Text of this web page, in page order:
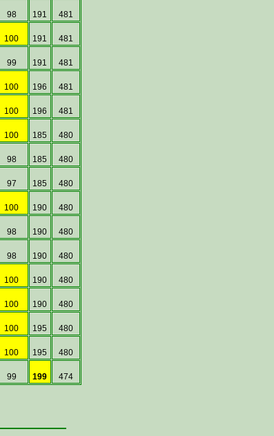
98 191 481
100 191 481
99 191 481
100 196 481
100 196 481
100 185 480
98 185 480
97 185 480
100 190 480
98 190 480
98 190 480
100 190 480
100 190 480
100 195 480
100 195 480
99 199 474